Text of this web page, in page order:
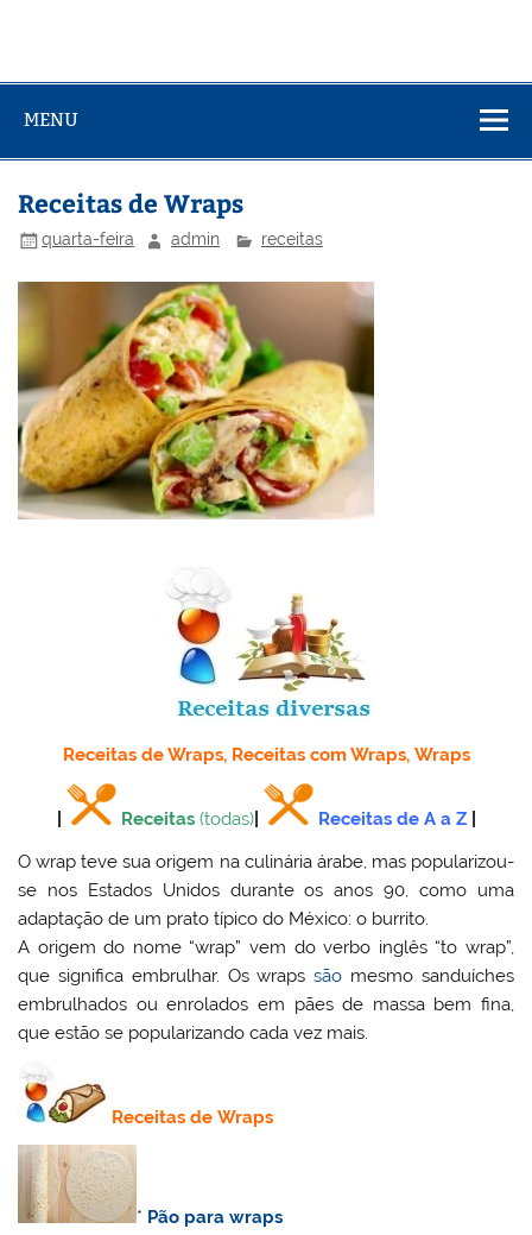
MENU
Receitas de Wraps
quarta-feira admin receitas
Receitas de Wraps, Receitas com Wraps, Wraps
Receitas (todas)| Receitas de A a Z
O wrap teve sua origem na culinária árabe, mas popularizou-
se nos Estados Unidos durante os anos 90, como uma
adaptação de um prato típico do México: o burrito.
A origem do nome “wrap” vem do verbo inglês “to wrap”,
que significa embrulhar. Os wrapssão mesmo sanduíches
embrulhados ou enrolados em pães de massa bem fina,
que estão se popularizando cada vez mais.
Receitas de Wraps
* Pão para wraps